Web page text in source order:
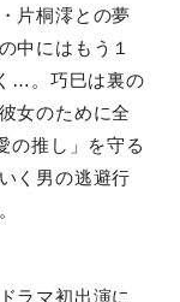
片桐澪との夢
中にはもう１
…。巧巳は裏の
女のために全
の推し」を守る
く男の逃避行
ラマ初出演に